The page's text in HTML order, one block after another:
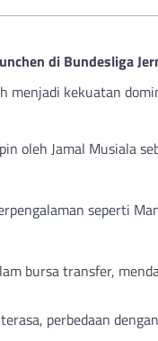
di Bundesliga
menjadi kekuatan
oleh Jamal Musiala
seperti
bursa transfer,
perbedaan